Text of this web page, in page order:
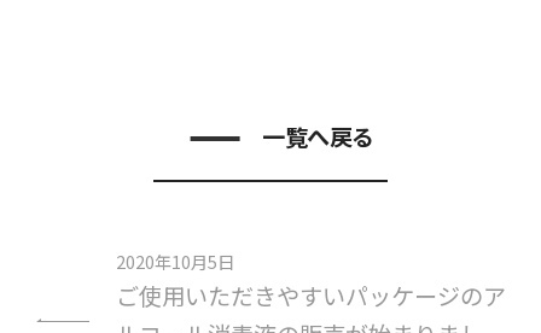
2020年10月5日
ご使用いただきやすいパッケージのア
一覧へ戻る